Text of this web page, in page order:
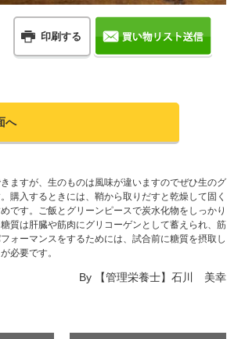
印刷する
へ
ますが、生のものは風味が違いますのでぜひ生のグ
購入するときには、鞘から取りだすと乾燥して固く
です。ご飯とグリーンピースで炭水化物をしっかり
質は肝臓や筋肉にグリコーゲンとして蓄えられ、筋
ォーマンスをするためには、試合前に糖質を摂取し
必要です。
By 【管理栄養士】石川 美幸